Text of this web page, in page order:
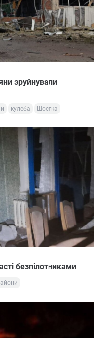
зруйнували
кулеба Шостка
безпілотниками